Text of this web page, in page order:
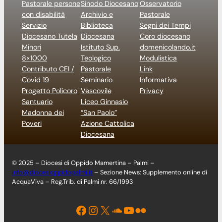
Pastorale persone
con disabilità
Servizio
Diocesano Tutela
Minori
8×1000
Contributo CEI /
Covid 19
Progetto Policoro
Santuario
Madonna dei
Poveri
Sinodo Diocesano
Archivio e
Biblioteca
Diocesana
Istituto Sup.
Teologico
Pastorale
Seminario
Vescovile
Liceo Ginnasio
“San Paolo”
Azione Cattolica
Diocesana
Osservatorio
Pastorale
Segni dei Tempi
Coro diocesano
domenicolando.it
Modulistica
Link
Informativa
Privacy
© 2025 – Diocesi di Oppido Mamertina – Palmi –
info@diocesioppidopalmi.it – Sezione News: Supplemento online di
AcquaViva – Reg.Trib. di Palmi nr. 66/1993
Facebook Instagram X Soundcloud YouTube Flickr